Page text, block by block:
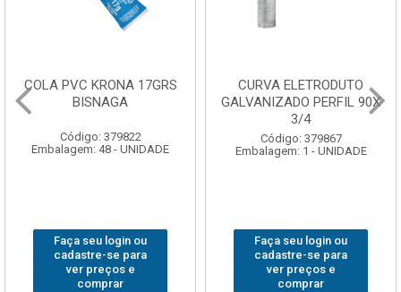
COLA PVC KRONA 17GRS
BISNAGA
Código: 379822
Embalagem: 48 - UNIDADE
Faça seu login ou
cadastre-se para
ver preços e
comprar
CURVA ELETRODUTO
GALVANIZADO PERFIL 90X
3/4
Código: 379867
Embalagem: 1 - UNIDADE
Faça seu login ou
cadastre-se para
ver preços e
comprar